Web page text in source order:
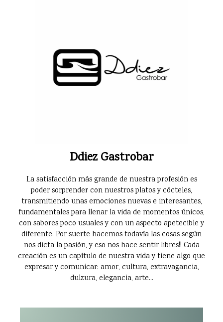
Ddiez Gastrobar
La satisfacción más grande de nuestra profesión es
poder sorprender con nuestros platos y cócteles,
transmitiendo unas emociones nuevas e interesantes,
fundamentales para llenar la vida de momentos únicos,
con sabores poco usuales y con un aspecto apetecible y
diferente. Por suerte hacemos todavía las cosas según
nos dicta la pasión, y eso nos hace sentir libres!! Cada
creación es un capítulo de nuestra vida y tiene algo que
expresar y comunicar: amor, cultura, extravagancia,
dulzura, elegancia, arte...